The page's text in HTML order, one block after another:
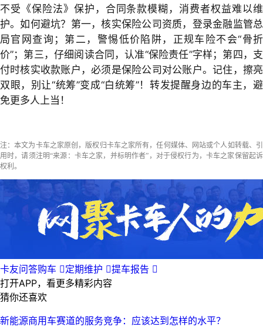
不受《保险法》保护，合同条款模糊，消费者权益难以维
护。如何避坑？第一，核实保险公司资质，登录金融监管总
局官网查询；第二，警惕低价陷阱，正规车险不会“骨折
价”；第三，仔细阅读合同，认准“保险责任”字样；第四，支
付时核实收款账户，必须是保险公司对公账户。记住，擦亮
双眼，别让“统筹”变成“白统筹”！转发提醒身边的车主，避
免更多人上当！
注：本文为卡车之家原创，版权归卡车之家所有，任何媒体、网站或个人如转载、引
用时，请须注明“来源：卡车之家，并标明作者”，对于侵权行为，卡车之家保留起诉
权利。
卡友问答购车 定期维护 提车报告 
打开APP，看更多精彩内容
猜你还喜欢
新能源商用车赛道的服务竞争：应该达到怎样的水平？